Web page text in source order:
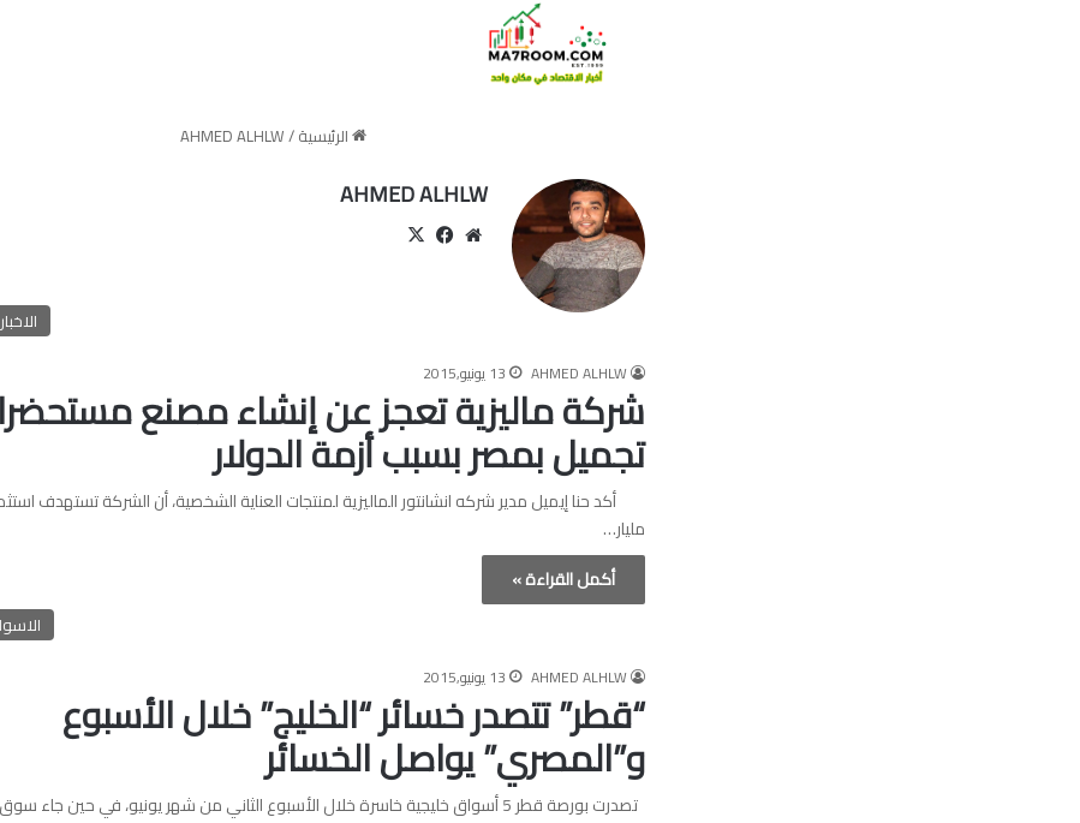
الرئيسية/
AHMED ALHLW
AHMED ALHLW
موقعفيسبوك
AHMED ALHLW 13 يونيو,2015
شركة ماليزية تعجز عن إنشاء مصنع
تجميل بمصر بسبب أزمة الدولار
أكد حنا إيميل مدير شركه انشانتور الماليزية لمنتجات العناية الشخصية، أن الشركة تستهدف
مليار…
أكمل القراءة »
AHMED ALHLW 13 يونيو,2015
“قطر” تتصدر خسائر “الخليج” خلال الأسبوع
و”المصري” يواصل الخسائر
تصدرت بورصة قطر 5 أسواق خليجية خاسرة خلال الأسبوع الثاني من شهر يونيو، في حين جاء سوق دبي في…